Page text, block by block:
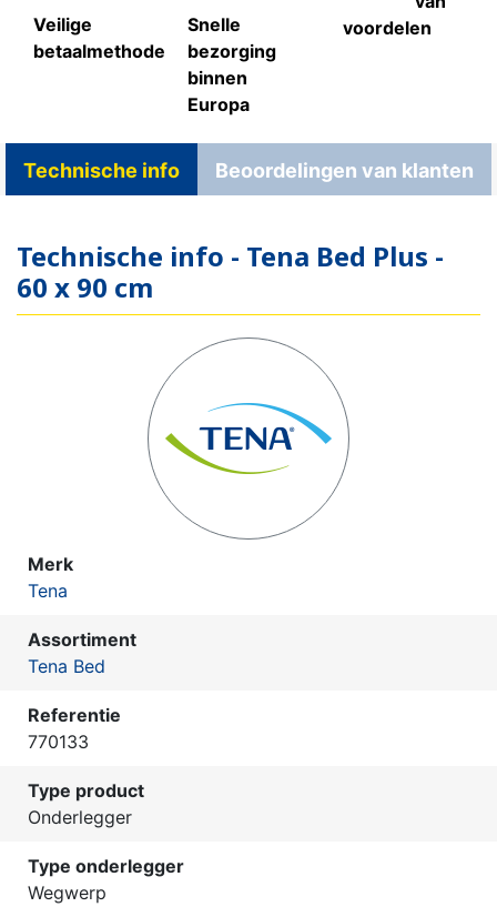
Veilige
betaalmethode
Snelle
bezorging
binnen
Europa
voordelen
Technische info Beoordelingen van klanten
Technische info - Tena Bed Plus -
60 x 90 cm
Merk
Tena
Assortiment
Tena Bed
Referentie
770133
Type product
Onderlegger
Type onderlegger
Wegwerp